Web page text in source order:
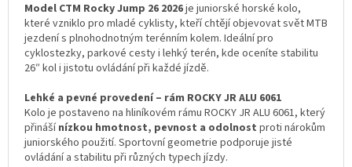
Model CTM Rocky Jump 26 2026je juniorské horské kolo,
které vzniklo pro mladé cyklisty, kteří chtějí objevovat svět MTB
jezdení s plnohodnotným terénním kolem. Ideální pro
cyklostezky, parkové cesty i lehký terén, kde oceníte stabilitu
26″ kol i jistotu ovládání při každé jízdě.
Lehké a pevné provedení – rám ROCKY JR ALU 6061
Kolo je postaveno na hliníkovém rámu ROCKY JR ALU 6061, který
přinášínízkou hmotnost, pevnost a odolnost proti nárokům
juniorského použití. Sportovní geometrie podporuje jisté
ovládání a stabilitu při různých typech jízdy.